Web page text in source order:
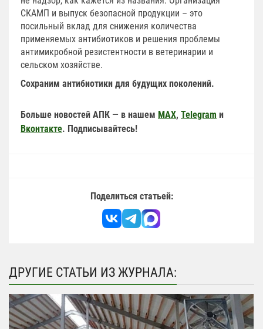
СКАМП и выпуск безопасной продукции – это
посильный вклад для снижения количества
применяемых антибиотиков и решения проблемы
антимикробной резистентности в ветеринарии и
сельском хозяйстве.
Сохраним антибиотики для будущих поколений.
Больше новостей АПК — в нашем MAX, Telegram и
Вконтакте. Подписывайтесь!
Поделиться статьей:
ДРУГИЕ СТАТЬИ ИЗ ЖУРНАЛА: